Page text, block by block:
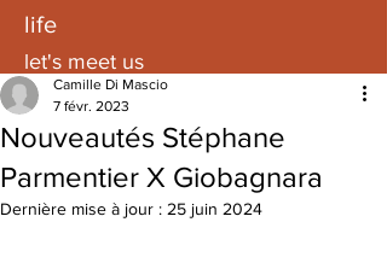
life
let's meet us
Nouveautés Stéphane
Parmentier X Giobagnara
Camille Di Mascio
7 févr. 2023
Dernière mise à jour : 25 juin 2024